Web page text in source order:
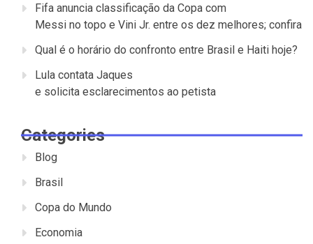
Fifa anuncia classificação da Copa com
Messi no topo e Vini Jr. entre os dez melhores; confira
Qual é o horário do confronto entre Brasil e Haiti hoje?
Lula contata Jaques
e solicita esclarecimentos ao petista
Categories
Blog
Brasil
Copa do Mundo
Economia